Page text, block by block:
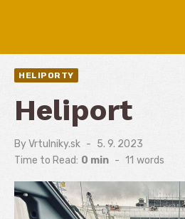
HELIPORTY
Heliport
ByVrtulniky.sk
Posted
on
5. 9. 2023
Time to Read: 0 min - 11 words